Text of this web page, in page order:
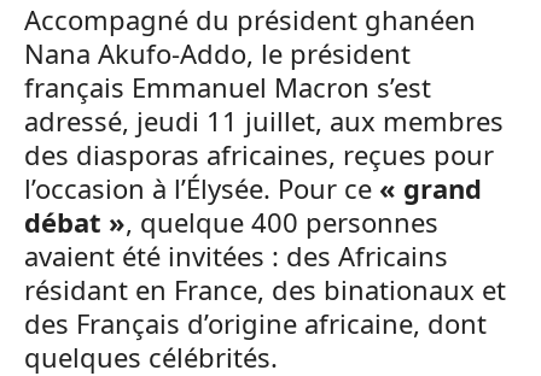
Accompagné du président ghanéen
Nana Akufo-Addo, le président
français Emmanuel Macron s’est
adressé, jeudi 11 juillet, aux membres
des diasporas africaines, reçues pour
l’occasion à l’Élysée. Pour ce « grand
débat », quelque 400 personnes
avaient été invitées : des Africains
résidant en France, des binationaux et
des Français d’origine africaine, dont
quelques célébrités.